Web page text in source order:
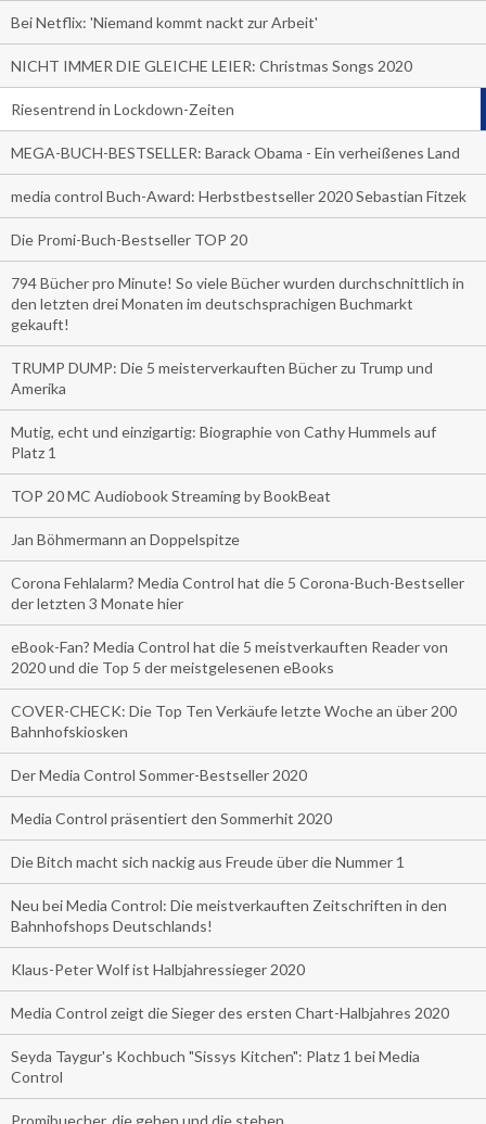
Bei Netflix: 'Niemand kommt nackt zur Arbeit'
NICHT IMMER DIE GLEICHE LEIER: Christmas Songs 2020
Riesentrend in Lockdown-Zeiten
MEGA-BUCH-BESTSELLER: Barack Obama - Ein verheißenes Land
media control Buch-Award: Herbstbestseller 2020 Sebastian Fitzek
Die Promi-Buch-Bestseller TOP 20
794 Bücher pro Minute! So viele Bücher wurden durchschnittlich in
den letzten drei Monaten im deutschsprachigen Buchmarkt
gekauft!
TRUMP DUMP: Die 5 meisterverkauften Bücher zu Trump und
Amerika
Mutig, echt und einzigartig: Biographie von Cathy Hummels auf
Platz 1
TOP 20 MC Audiobook Streaming by BookBeat
Jan Böhmermann an Doppelspitze
Corona Fehlalarm? Media Control hat die 5 Corona-Buch-Bestseller
der letzten 3 Monate hier
eBook-Fan? Media Control hat die 5 meistverkauften Reader von
2020 und die Top 5 der meistgelesenen eBooks
COVER-CHECK: Die Top Ten Verkäufe letzte Woche an über 200
Bahnhofskiosken
Der Media Control Sommer-Bestseller 2020
Media Control präsentiert den Sommerhit 2020
Die Bitch macht sich nackig aus Freude über die Nummer 1
Neu bei Media Control: Die meistverkauften Zeitschriften in den
Bahnhofshops Deutschlands!
Klaus-Peter Wolf ist Halbjahressieger 2020
Media Control zeigt die Sieger des ersten Chart-Halbjahres 2020
Seyda Taygur's Kochbuch "Sissys Kitchen": Platz 1 bei Media
Control
Promibuecher, die gehen und die stehen.